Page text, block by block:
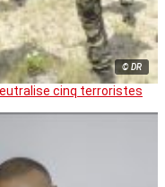
© DR
cinq terroristes